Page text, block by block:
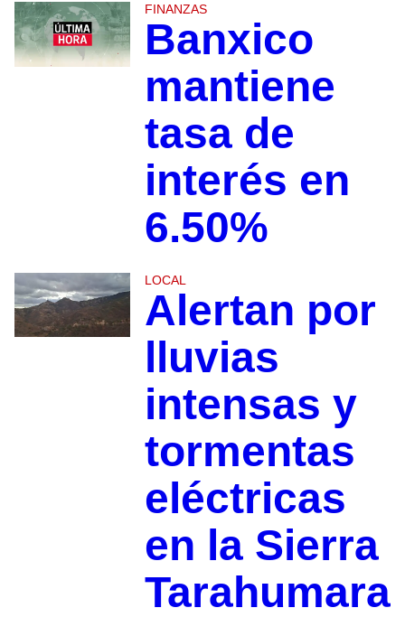
FINANZAS
Banxico
mantiene
tasa de
interés en
6.50%
LOCAL
Alertan por
lluvias
intensas y
tormentas
eléctricas
en la Sierra
Tarahumara